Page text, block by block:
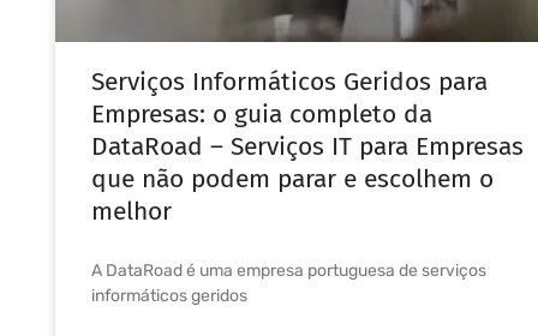
Serviços Informáticos Geridos para
Empresas: o guia completo da
DataRoad – Serviços IT para Empresas
que não podem parar e escolhem o
melhor
A DataRoad é uma empresa portuguesa de serviços
informáticos geridos